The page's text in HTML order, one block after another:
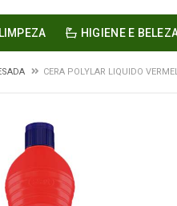
LIMPEZA HIGIENE E
CERA POLYLAR LIQUIDO